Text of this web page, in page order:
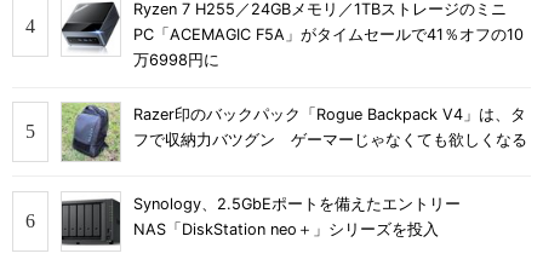
Ryzen 7 H255／24GBメモリ／1TBストレージのミニ
PC「ACEMAGIC F5A」がタイムセールで41％オフの10
万6998円に
Razer印のバックパック「Rogue Backpack V4」は、タ
フで収納力バツグン ゲーマーじゃなくても欲しくなる
Synology、2.5GbEポートを備えたエントリー
NAS「DiskStation neo＋」シリーズを投入